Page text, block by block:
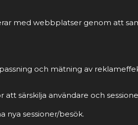
med webbplatser genom att
och mätning av
särskilja användare och
nya sessioner/besök.